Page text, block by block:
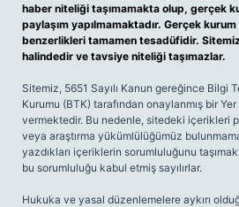
haber niteliği taşımamakta olup, gerçek
paylaşım yapılmamaktadır. Gerçek
benzerlikleri tamamen tesadüfidir.
halindedir ve tavsiye niteliği taşımazlar.
Sitemiz, 5651 Sayılı Kanun gereğince Bilgi
Kurumu (BTK) tarafından onaylanmış bir
vermektedir. Bu nedenle, sitedeki içerikleri
veya araştırma yükümlülüğümüz
yazdıkları içeriklerin sorumluluğunu
bu sorumluluğu kabul etmiş sayılırlar.
Hukuka ve yasal düzenlemelere aykırı